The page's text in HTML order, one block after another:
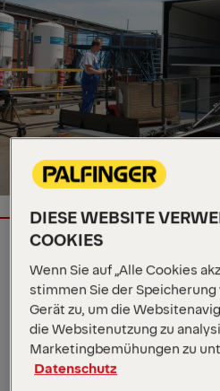
LADEBORDWAND
Wichtige
Tragkraft
Hubwerkshydraulik
DIESE WEBSITE
COOKIES
Wenn Sie auf „Alle Cookies
stimmen Sie der
Gerät zu, um die
die Websitenutzung zu
Marketingbemühungen zu
Datenschutz